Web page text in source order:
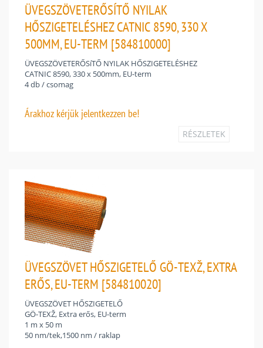
ÜVEGSZÖVETERŐSÍTŐ NYILAK
HŐSZIGETELÉSHEZ CATNIC 8590, 330 X
500MM, EU-TERM [584810000]
ÜVEGSZÖVETERŐSíTŐ NYILAK HŐSZIGETELÉSHEZ
CATNIC 8590, 330 x 500mm, EU-term
4 db / csomag
Árakhoz kérjük jelentkezzen be!
RÉSZLETEK
ÜVEGSZÖVET HŐSZIGETELŐ GÖ-TEXŽ, EXTRA
ERŐS, EU-TERM [584810020]
ÜVEGSZÖVET HŐSZIGETELŐ
GÖ-TEXŽ, Extra erős, EU-term
1 m x 50 m
50 nm/tek,1500 nm / raklap